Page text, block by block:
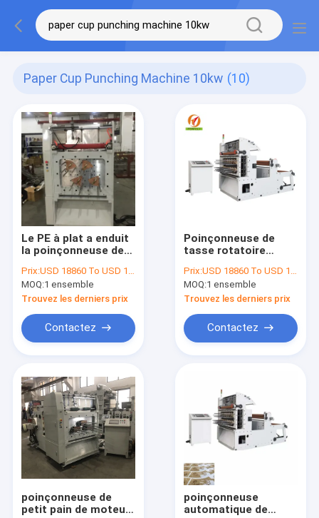
Paper Cup Punching Machine 10kw (10)
Le PE à plat a enduit
la poinçonneuse de
d'emballage 170
fois/minute
Prix:USD 18860 To USD 19000 Per Set
MOQ:1 ensemble
Trouvez les derniers prix
Contactez
Poinçonneuse de
tasse rotatoire
papier blanc pour la
cuvette de papier
Prix:USD 18860 To USD 19000 Per Set
MOQ:1 ensemble
Trouvez les derniers prix
Contactez
poinçonneuse de
petit pain de moteur
poinçonneuse
automatique de